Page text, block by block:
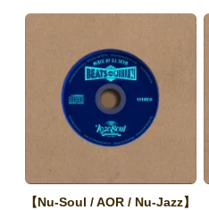
【Nu-Soul / AOR / Nu-Jazz】